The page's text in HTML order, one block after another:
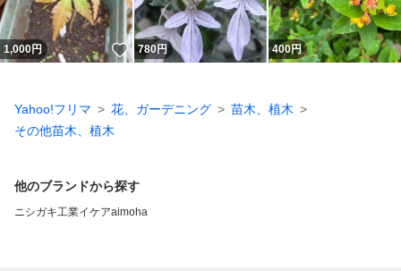
1,000円 いいね！
780円 400円
Yahoo!フリマ 花、ガーデニング
苗木、植木
その他苗木、植木
他のブランドから探す
ニシガキ工業イケアaimoha